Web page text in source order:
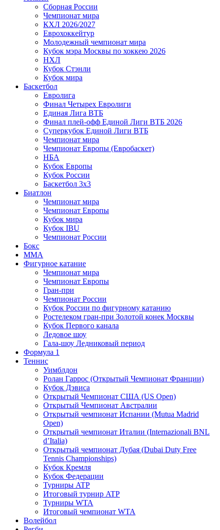
Сборная России
Чемпионат мира
КХЛ 2026/2027
Еврохоккейтур
Молодежный чемпионат мира
Кубок мэра Москвы по хоккею 2026
НХЛ
Кубок Стэнли
Кубок мира
Баскетбол
Евролига
Финал Четырех Евролиги
Единая Лига ВТБ
Финал плей-офф Единой Лиги ВТБ 2026
Суперкубок Единой Лиги ВТБ
Чемпионат мира
Чемпионат Европы (Евробаскет)
НБА
Кубок Европы
Кубок России
Баскетбол 3х3
Биатлон
Чемпионат мира
Чемпионат Европы
Кубок мира
Кубок IBU
Чемпионат России
Бокс
MMA
Фигурное катание
Чемпионат мира
Чемпионат Европы
Гран-при
Чемпионат России
Кубок России по фигурному катанию
Ростелеком гран-при Золотой конек Москвы
Кубок Первого канала
Ледовое шоу
Гала-шоу Ледниковый период
Формула 1
Теннис
Уимблдон
Ролан Гаррос (Открытый Чемпионат Франции)
Кубок Дэвиса
Открытый Чемпионат США (US Open)
Открытый Чемпионат Австралии
Открытый чемпионат Испании (Mutua Madrid
Open)
Открытый чемпионат Италии (Internazionali BNL
d’Italia)
Открытый чемпионат Дубая (Dubai Duty Free
Tennis Championships)
Кубок Кремля
Кубок Федерации
Турниры ATP
Итоговый турнир ATP
Турниры WTA
Итоговый чемпионат WTA
Волейбол